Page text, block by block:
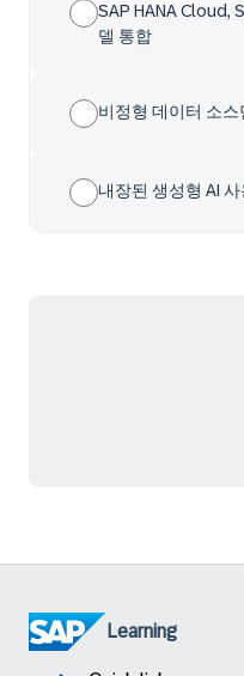
SAP HANA Cloud,
델 통합
비정형 데이터 소스
내장된 생성형 AI 사
Learning